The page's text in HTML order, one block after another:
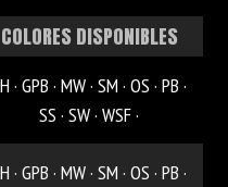
COLORES DISPONIBLES
· GPB · MW · SM · OS · PB ·
SS · SW · WSF ·
· GPB · MW · SM · OS · PB ·